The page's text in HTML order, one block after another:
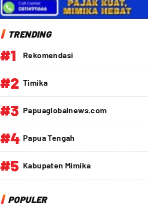
TRENDING
#1 Rekomendasi
#2 Timika
#3 Papuaglobalnews.com
#4 Papua Tengah
#5 Kabupaten Mimika
POPULER